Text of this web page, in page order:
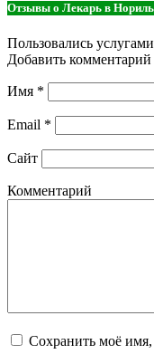
Отзывы о Лекарь в
Пользовались
Добавить комментарий
Имя *
Email *
Сайт
Комментарий
Сохранить моё имя,